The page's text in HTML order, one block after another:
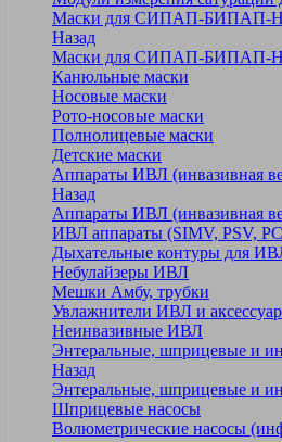
Маски для СИПАП-БИПАП-
Назад
Маски для СИПАП-БИПАП-
Канюльные маски
Носовые маски
Рото-носовые маски
Полнолицевые маски
Детские маски
Аппараты ИВЛ (инвазивная
Назад
Аппараты ИВЛ (инвазивная
ИВЛ аппараты (SIMV, PSV,
Дыхательные контуры для
Небулайзеры ИВЛ
Мешки Амбу, трубки
Увлажнители ИВЛ и
Неинвазивные ИВЛ
Энтеральные, шприцевые и
Назад
Энтеральные, шприцевые и
Шприцевые насосы
Волюметрические насосы